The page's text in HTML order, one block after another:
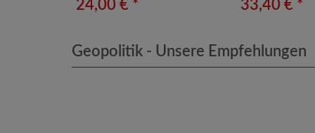
24,00 € *
33,40 € *
Geopolitik - Unsere Empfehlungen